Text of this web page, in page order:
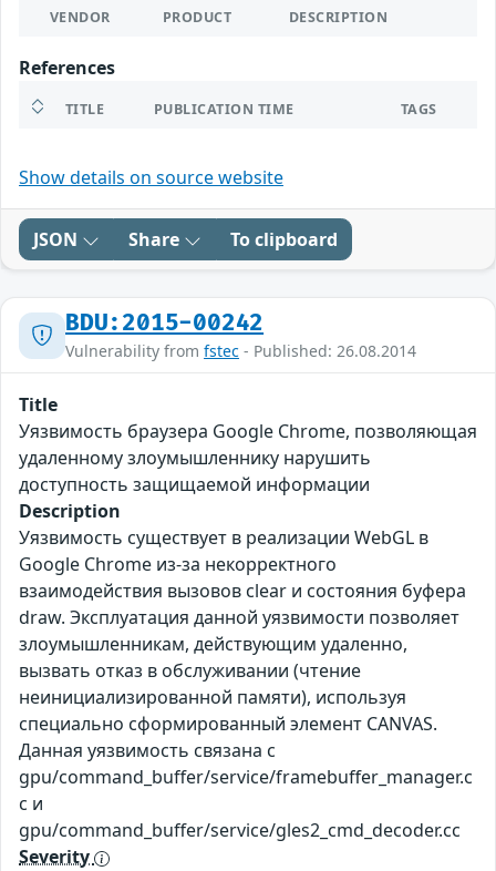
VENDOR PRODUCT DESCRIPTION
References
TITLE PUBLICATION TIME TAGS
Show details on source website
JSON Share To clipboard
BDU:2015-00242
Vulnerability from fstec - Published: 26.08.2014
Title
Уязвимость браузера Google Chrome, позволяющая
удаленному злоумышленнику нарушить
доступность защищаемой информации
Description
Уязвимость существует в реализации WebGL в
Google Chrome из-за некорректного
взаимодействия вызовов clear и состояния буфера
draw. Эксплуатация данной уязвимости позволяет
злоумышленникам, действующим удаленно,
вызвать отказ в обслуживании (чтение
неинициализированной памяти), используя
специально сформированный элемент CANVAS.
Данная уязвимость связана с
gpu/command_buffer/service/framebuffer_manager.c
c и
gpu/command_buffer/service/gles2_cmd_decoder.cc
Severity